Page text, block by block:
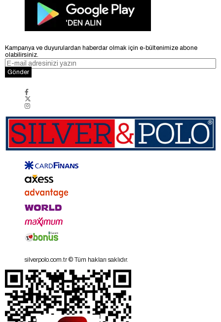
Kampanya ve duyurulardan haberdar olmak için e-bültenimize abone
olabilirsiniz.
Gönder
silverpolo.com.tr © Tüm hakları saklıdır.